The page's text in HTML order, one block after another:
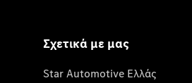
Σχετικά με μας
Star Automotive Ελλάς